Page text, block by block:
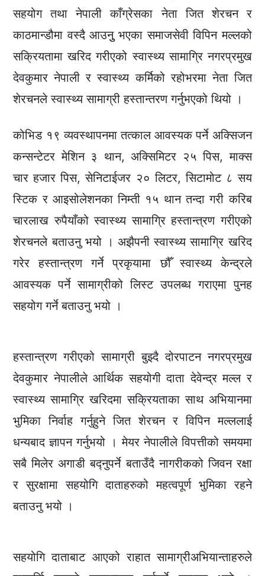
सहयोग तथा नेपाली काँग्रेसका नेता जित शेरचन र
काठमान्डौमा वस्दै आउनुु भएका समाजसेवी विपिन मल्लको
सक्रियतामा खरिद गरीएको स्वास्थ्य सामाग्रि नगरप्रमुख
देवकुमार नेपाली र स्वास्थ्य कर्मिको रहोभरमा नेता जित
शेरचनले स्वास्थ्य सामाग्री हस्तान्तरण गर्नुभएको थियो ।
कोभिड १९ व्यवस्थापनमा तत्काल आवस्यक पर्ने अक्सिजन
कन्सन्टेटर मेशिन ३ थान, अक्सिमिटर २५ पिस, माक्स
चार हजार पिस, सेनिटाईजर २० लिटर, सिटामोट ८ सय
स्टिक र आइसोलेशनका निम्ती १५ थान तन्दा गरी करिब
चारलाख रुपैयाँको स्वास्थ्य सामाग्रि हस्तान्त्रण गरीएको
शेरचनले बताउनु भयो । अझैपनी स्वास्थ्य सामाग्रि खरिद
गरेर हस्तान्त्रण गर्ने प्रकृयामा छौँ स्वास्थ्य केन्द्रले
आवस्यक पर्ने सामाग्रीको लिस्ट उपलब्ध गराएमा पुनह
सहयोग गर्ने बताउनु भयो ।
हस्तान्त्रण गरीएको सामाग्री बुझ्दै दोरपाटन नगरप्रमुख
देवकुमार नेपालीले आर्थिक सहयोगी दाता देवेन्द्र मल्ल र
स्वास्थ्य सामाग्रि खरिदमा सक्रियताका साथ अभियानमा
भुमिका निर्वाह गर्नुहुने जित शेरचन र विपिन मल्ललाई
धन्यबाद ज्ञापन गर्नुभयो । मेयर नेपालीले विपत्तीको समयमा
सबै मिलेर अगाडी बद्नुपर्ने बताउँदै नागरीकको जिवन रक्षा
र सुरक्षामा सहयोगि दाताहरुको महत्वपूर्ण भुमिका रहने
बताउनु भयो ।
सहयोगि दाताबाट आएको राहात सामाग्रीअभियान्ताहरुले